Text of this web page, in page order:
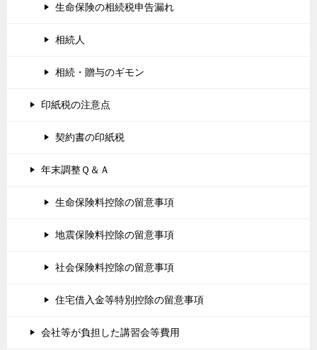
生命保険の相続税申告漏れ
相続人
相続・贈与のギモン
印紙税の注意点
契約書の印紙税
年末調整Ｑ＆Ａ
生命保険料控除の留意事項
地震保険料控除の留意事項
社会保険料控除の留意事項
住宅借入金等特別控除の留意事項
会社等が負担した講習会等費用